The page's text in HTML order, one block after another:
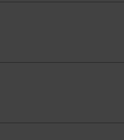
Bei der